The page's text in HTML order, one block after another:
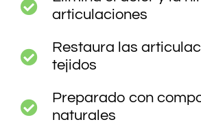
articulaciones
Restaura las
tejidos
Preparado con
naturales